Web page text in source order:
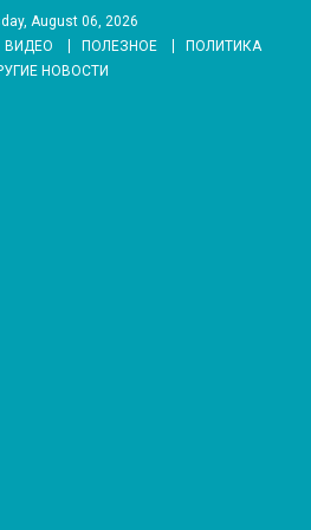
August 06, 2026
ВИДЕО ПОЛЕЗНОЕ
ПОЛИТИКА
НОВОСТИ